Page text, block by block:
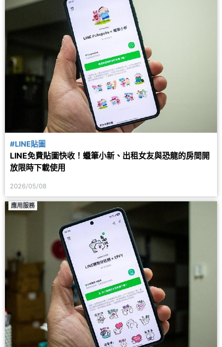
#LINE貼圖
LINE免費貼圖快收！蠟筆小新、出租女友與恐龍的房間開
放限時下載使用
2026/05/08
應用服務